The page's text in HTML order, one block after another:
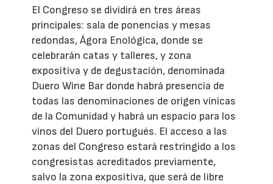
El Congreso se dividirá en tres áreas
principales: sala de ponencias y mesas
redondas, Ágora Enológica, donde se
celebrarán catas y talleres, y zona
expositiva y de degustación, denominada
Duero Wine Bar donde habrá presencia de
todas las denominaciones de origen vínicas
de la Comunidad y habrá un espacio para los
vinos del Duero portugués. El acceso a las
zonas del Congreso estará restringido a los
congresistas acreditados previamente,
salvo la zona expositiva, que será de libre